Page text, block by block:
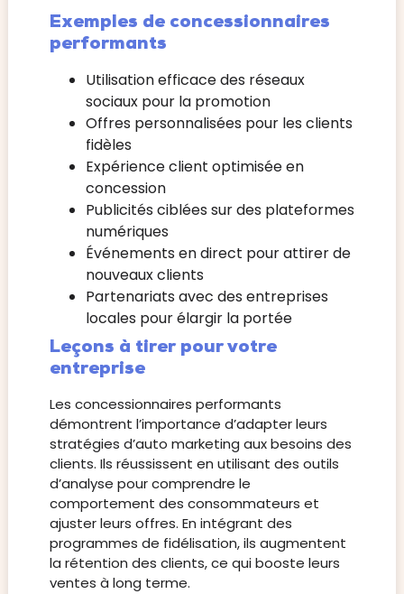
Exemples de concessionnaires
performants
Utilisation efficace des réseaux
sociaux pour la promotion
Offres personnalisées pour les clients
fidèles
Expérience client optimisée en
concession
Publicités ciblées sur des plateformes
numériques
Événements en direct pour attirer de
nouveaux clients
Partenariats avec des entreprises
locales pour élargir la portée
Leçons à tirer pour votre
entreprise
Les concessionnaires performants
démontrent l’importance d’adapter leurs
stratégies d’auto marketing aux besoins des
clients. Ils réussissent en utilisant des outils
d’analyse pour comprendre le
comportement des consommateurs et
ajuster leurs offres. En intégrant des
programmes de fidélisation, ils augmentent
la rétention des clients, ce qui booste leurs
ventes à long terme.